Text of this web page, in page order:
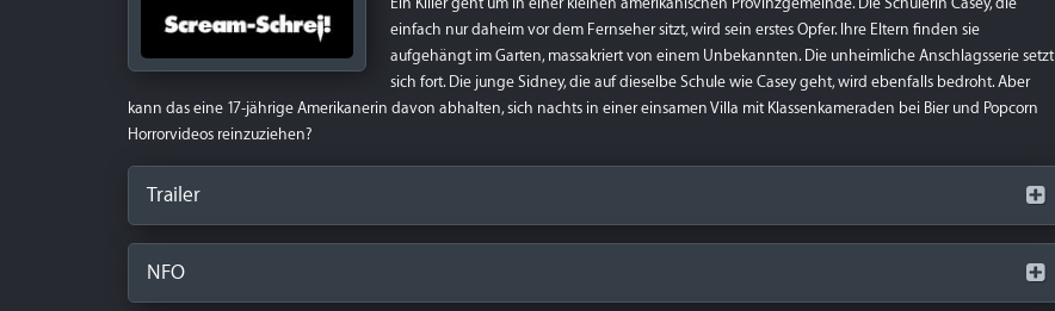
einfach nur daheim vor dem Fernseher sitzt, wird sein erstes Opfer. Ihre Eltern finden sie
aufgehängt im Garten, massakriert von einem Unbekannten. Die unheimliche Anschlagsserie setzt
sich fort. Die junge Sidney, die auf dieselbe Schule wie Casey geht, wird ebenfalls bedroht. Aber
kann das eine 17-jährige Amerikanerin davon abhalten, sich nachts in einer einsamen Villa mit Klassenkameraden bei Bier und Popcorn
Horrorvideos reinzuziehen?
Trailer
NFO